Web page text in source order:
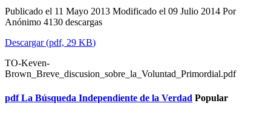
Publicado el 11 Mayo 2013 Modificado el 09 Julio 2014 Por
Anónimo 4130 descargas
Descargar(pdf, 29 KB)
TO-Keven-
Brown_Breve_discusion_sobre_la_Voluntad_Primordial.pdf
pdf La Búsqueda Independiente de la Verdad Popular